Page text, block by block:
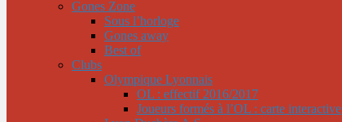
Gones Zone
Sous l’horloge
Gones away
Best of
Clubs
Olympique Lyonnais
OL : effectif 2016/2017
Joueurs formés à l’OL : carte interactive